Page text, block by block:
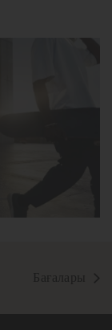
Бағалары